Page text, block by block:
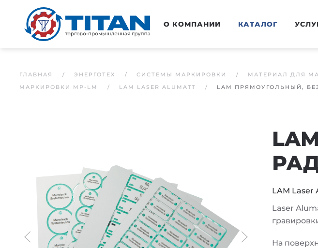
Перейти к основному содержанию О КОМПАНИИ КАТАЛОГ
ГЛАВНАЯ ЭНЕРГОТЕХ СИСТЕМЫ МАРКИРОВКИ МАТЕРИАЛ ДЛЯ
МАРКИРОВКИ MP-LM
LAM LASER ALUMATT LAM ПРЯМОУГОЛЬНЫЙ,
LAM Laser
Laser
На